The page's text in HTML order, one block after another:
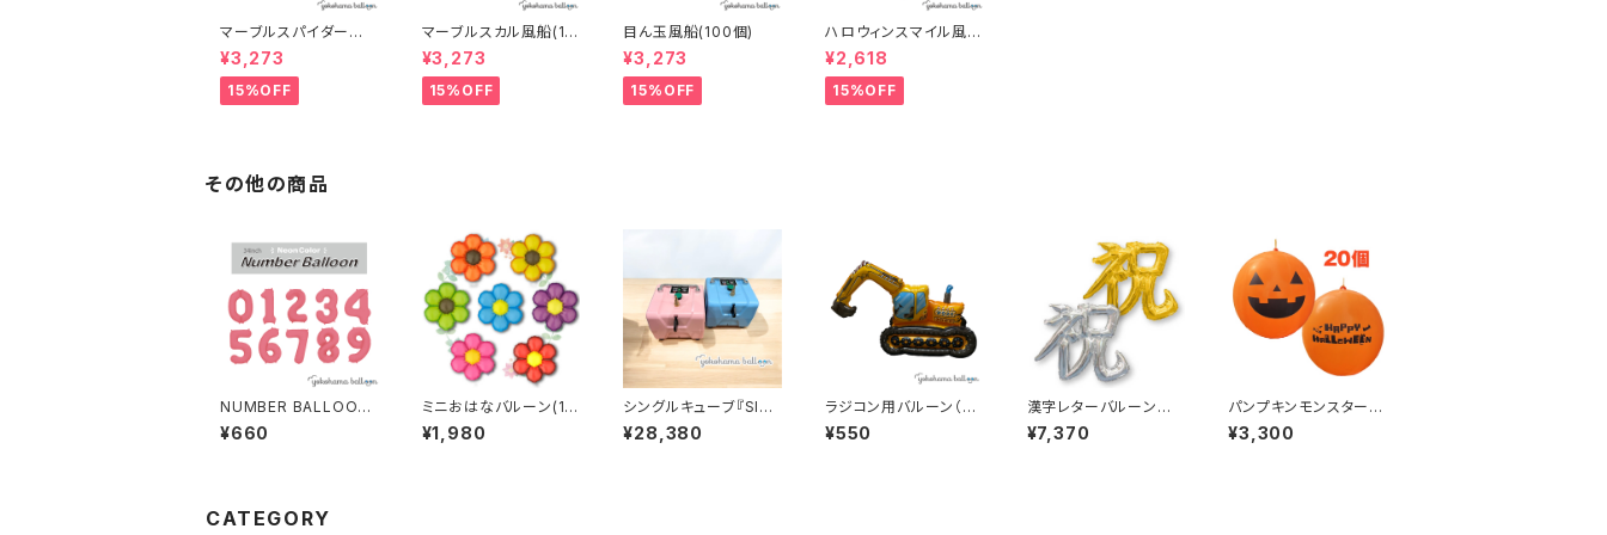
マーブルスパイダー風
船(100個)
¥3,273
15%OFF
マーブルスカル風船(10
0個)
¥3,273
15%OFF
目ん玉風船(100個)
¥3,273
15%OFF
ハロウィンスマイル風船
(100個)
¥2,618
15%OFF
その他の商品
NUMBER BALLOON
NEON RED 個包装
¥660
ミニおはなバルーン(10
枚)
¥1,980
シングルキューブ『SIN
GLE CUBE』
¥28,380
ラジコン用バルーン（シ
ョベルカー）
¥550
漢字レターバルーン
｢祝｣(10枚)
¥7,370
パンプキンモンスターパ
ンチ(20個)
¥3,300
CATEGORY